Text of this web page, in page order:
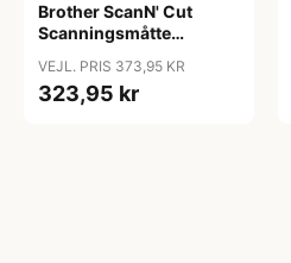
Brother ScanN' Cut
Scanningsmåtte
VEJL. PRIS 373,95 KR
323,95 kr